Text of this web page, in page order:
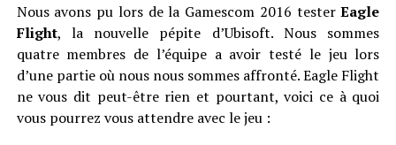
Nous avons pu lors de la Gamescom 2016 testerEagle
Flight, la nouvelle pépite d’Ubisoft. Nous sommes
quatre membres de l’équipe a avoir testé le jeu lors
d’une partie où nous nous sommes affronté. Eagle Flight
ne vous dit peut-être rien et pourtant, voici ce à quoi
vous pourrez vous attendre avec le jeu :